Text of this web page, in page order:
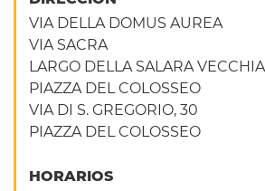
VIA DELLA DOMUS AUREA
VIA SACRA
LARGO DELLA SALARA VECCHIA
PIAZZA DEL COLOSSEO
VIA DI S. GREGORIO, 30
PIAZZA DEL COLOSSEO
HORARIOS